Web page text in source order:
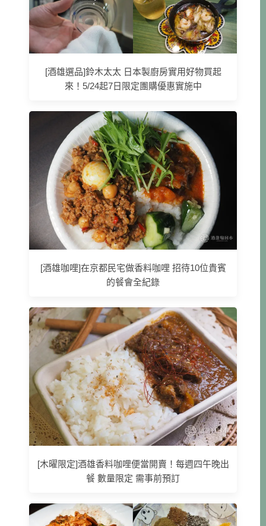
[酒雄選品]鈴木太太 日本製廚房實用好物買起
來！5/24起7日限定團購優惠實施中
[酒雄咖哩]在京都民宅做香料咖哩 招待10位貴賓
的餐會全紀錄
[木曜限定]酒雄香料咖哩便當開賣！每週四午晚出
餐 數量限定 需事前預訂